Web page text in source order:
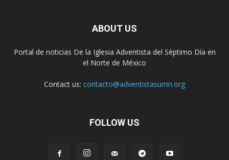
ABOUT US
Portal de noticias De la Iglesia Adventista del Séptimo Día en
el Norte de México
Contact us: contacto@adventistasumn.org
FOLLOW US